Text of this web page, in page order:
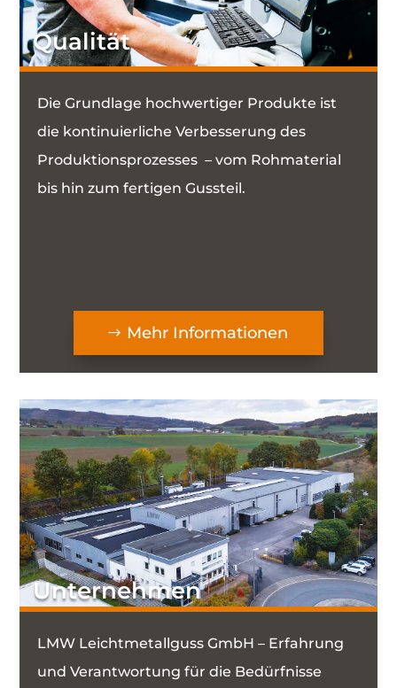
Qualität
Die Grundlage hochwertiger Produkte ist
die kontinuierliche Verbesserung des
Produktionsprozesses – vom Rohmaterial
bis hin zum fertigen Gussteil.
Mehr Informationen
Unternehmen
LMW Leichtmetallguss GmbH – Erfahrung
und Verantwortung für die Bedürfnisse